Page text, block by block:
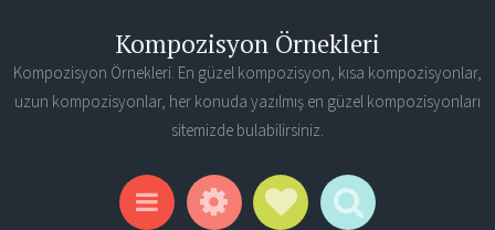
Kompozisyon Örnekleri
Kompozisyon Örnekleri. En güzel kompozisyon, kısa kompozisyonlar,
uzun kompozisyonlar, her konuda yazılmış en güzel kompozisyonları
sitemizde bulabilirsiniz.